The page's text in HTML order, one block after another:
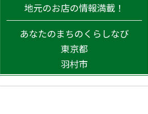
地元のお店の情報満載！
あなたのまちのくらしなび
東京都
羽村市